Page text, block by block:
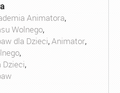
Animatora,
Wolnego,
dla Dzieci,Animator,
,
Dzieci,